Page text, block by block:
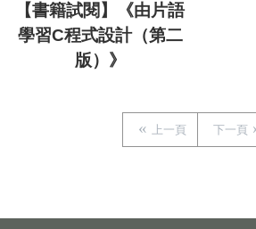
【書籍試閱】《由片語
學習C程式設計（第二
版）》
上一頁 下一頁